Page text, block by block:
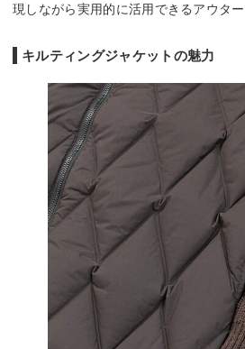
現しながら実用的に活用できるアウター
キルティングジャケットの魅力